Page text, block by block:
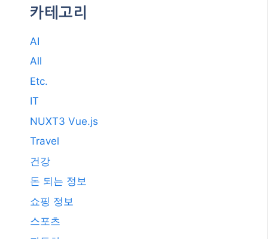
카테고리
AI
All
Etc.
IT
NUXT3 Vue.js
Travel
건강
돈 되는 정보
쇼핑 정보
스포츠